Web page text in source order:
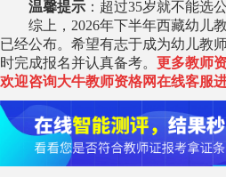
温馨提示 ：超过35岁就不能选
综上，2026年下半年西藏幼儿
已经公布。希望有志于成为幼儿教
时完成报名并认真备考。 更多教师
欢迎咨询大牛教师资格网在线客服进